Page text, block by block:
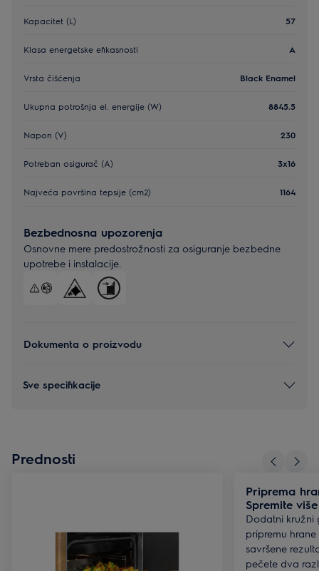
Kapacitet (L) 57
Klasa energetske efikasnosti A
Vrsta čišćenja Black Enamel
Ukupna potrošnja el. energije (W) 8845.5
Napon (V) 230
Potreban osigurač (A) 3x16
Najveća površina tepsije (cm2) 1164
Bezbednosna upozorenja
Osnovne mere predostrožnosti za osiguranje bezbedne
upotrebe i instalacije.
Dokumenta o proizvodu
Sve specifikacije
Prednosti
Priprema
Spremite
Dodatni kružni
pripremu
savršene
pečete dva